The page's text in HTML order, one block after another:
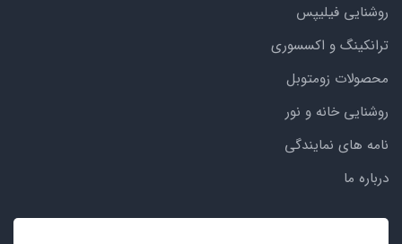
روشنایی فیلیپس
ترانکینگ و اکسسوری
محصولات زومتوبل
روشنایی خانه و نور
نامه های نمایندگی
درباره ما